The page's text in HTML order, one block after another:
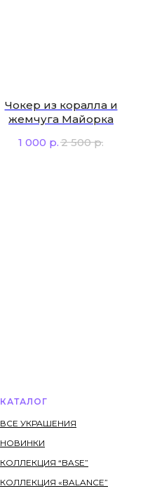
Чокер из коралла и
жемчуга Майорка
1 000 р. 2 500 р.
КАТАЛОГ
ВСЕ УКРАШЕНИЯ
НОВИНКИ
КОЛЛЕКЦИЯ “BASE”
КОЛЛЕКЦИЯ «BALANCE”